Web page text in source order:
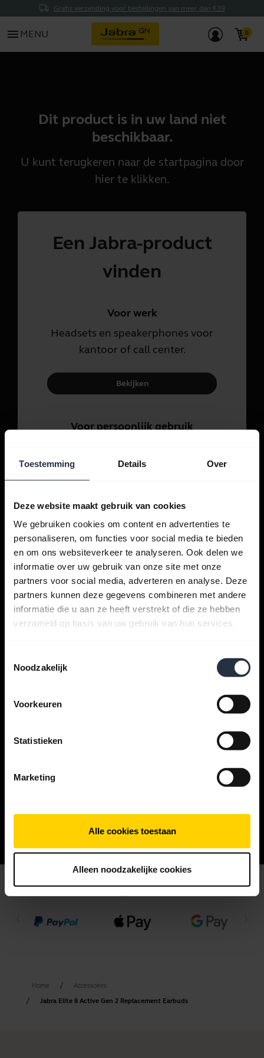
Gratis verzending voor bestellingen van meer dan €39
Toestemming Details Over
Deze website maakt gebruik van cookies
We gebruiken cookies om content en advertenties te
personaliseren, om functies voor social media te bieden
en om ons websiteverkeer te analyseren. Ook delen we
informatie over uw gebruik van onze site met onze
partners voor social media, adverteren en analyse. Deze
partners kunnen deze gegevens combineren met andere
informatie die u aan ze heeft verstrekt of die ze hebben
verzameld op basis van uw gebruik van hun services.
Noodzakelijk
Voorkeuren
Statistieken
Marketing
Alle cookies toestaan
Alleen noodzakelijke cookies
menu MENU
Dit product is in uw land niet
beschikbaar.
U kunt terugkeren naar de startpagina door
hierte klikken.
Een Jabra-product
vinden
Voor werk
Headsets en speakerphones voor
kantoor of call center.
Bekijken
Voor persoonlijk gebruik
gesprekken, muziek en sport.
Krijg hulp
Jabra apps
Jabra Direct
Betalingsmethode
Home
Accessoires
Jabra Elite 8 Active Gen 2 Replacement Earbuds